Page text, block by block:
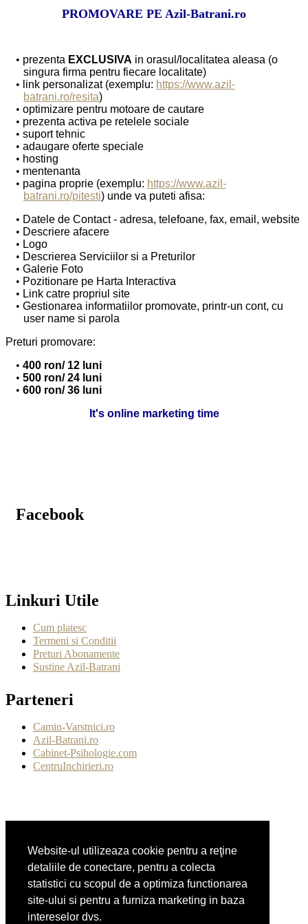
Website-ul utilizeaza cookie pentru a reţine
detaliile de conectare, pentru a colecta
statistici cu scopul de a optimiza functionarea
site-ului si pentru a furniza marketing in baza
intereselor dvs.
PROMOVARE PE Azil-Batrani.ro
prezenta EXCLUSIVA in orasul/localitatea aleasa (o
singura firma pentru fiecare localitate)
link personalizat (exemplu: https://www.azil-
batrani.ro/resita)
optimizare pentru motoare de cautare
prezenta activa pe retelele sociale
suport tehnic
adaugare oferte speciale
hosting
mentenanta
pagina proprie (exemplu: https://www.azil-
batrani.ro/pitesti) unde va puteti afisa:
Datele de Contact - adresa, telefoane, fax, email, website
Descriere afacere
Logo
Descrierea Serviciilor si a Preturilor
Galerie Foto
Pozitionare pe Harta Interactiva
Link catre propriul site
Gestionarea informatiilor promovate, printr-un cont, cu
user name si parola
Preturi promovare:
400 ron/ 12 luni
500 ron/ 24 luni
600 ron/ 36 luni
It's online marketing time
Facebook
Linkuri Utile
Cum platesc
Termeni si Conditii
Preturi Abonamente
Sustine Azil-Batrani
Parteneri
Camin-Varstnici.ro
Azil-Batrani.ro
Cabinet-Psihologie.com
CentruInchirieri.ro
DresajCaine.ro
Medic-Bun.com